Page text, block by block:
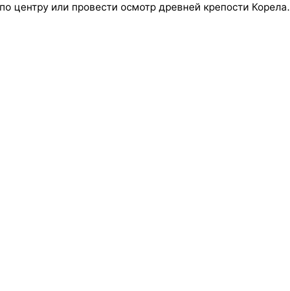
центру или провести осмотр древней крепости Корела.